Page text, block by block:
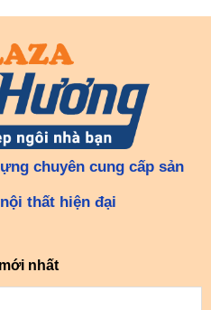
chuyên cung cấp sản
thất hiện đại
nhất